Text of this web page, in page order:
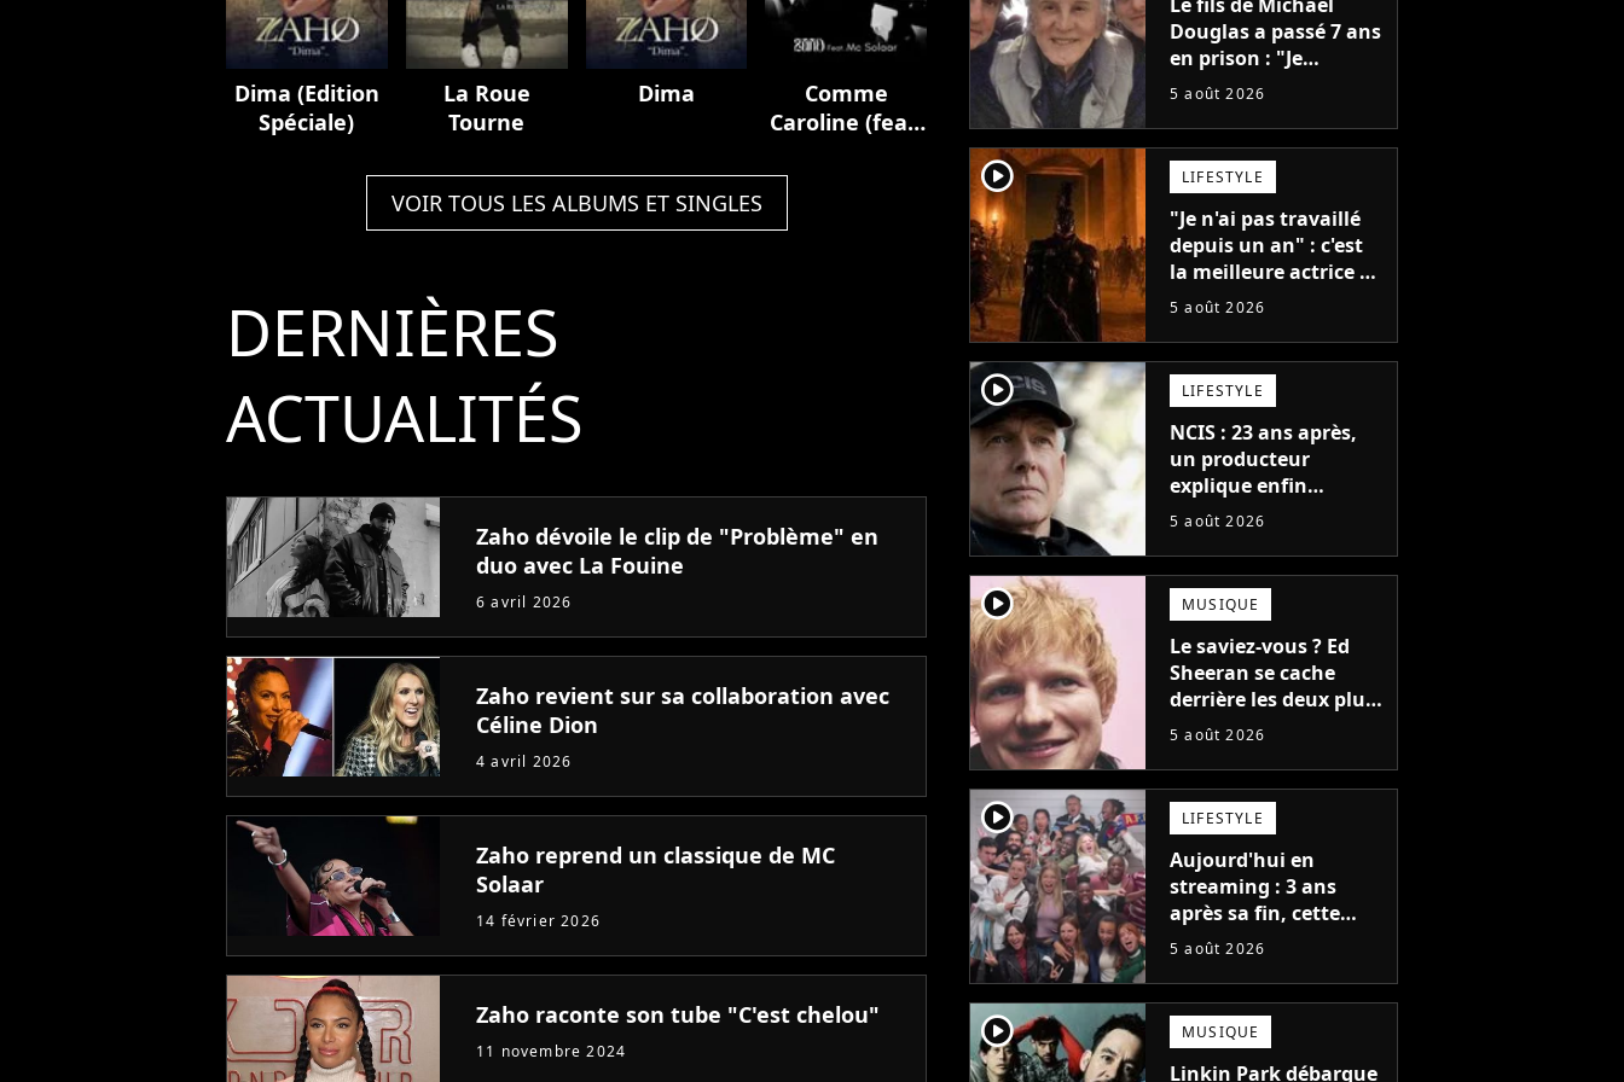
Dima (Edition
Spéciale)
La Roue
Tourne
Dima
Comme
Caroline (feat.
VOIR TOUS LES ALBUMS ET SINGLES
DERNIÈRES
ACTUALITÉS
Zaho dévoile le clip de "Problème" en
duo avec La Fouine
6 avril 2026
Zaho revient sur sa collaboration avec
Céline Dion
4 avril 2026
Zaho reprend un classique de MC
Solaar
14 février 2026
Zaho raconte son tube "C'est chelou"
11 novembre 2024
Douglas a passé 7 ans
en prison : "Je
distribuais des joints
5 août 2026
player2 LIFESTYLE
"Je n'ai pas travaillé
depuis un an" : c'est
la meilleure actrice de
L'Odyssée, mais
donner de rôle au
cinéma
5 août 2026
player2 LIFESTYLE
NCIS : 23 ans après,
un producteur
explique enfin
l'origine de l'idée la
(et on ne parle pas du
bateau)
5 août 2026
player2 MUSIQUE
Le saviez-vous ? Ed
Sheeran se cache
derrière les deux plus
gros tubes du
5 août 2026
player2 LIFESTYLE
Aujourd'hui en
streaming : 3 ans
après sa fin, cette
série aux 13 Emmy
une suite...
totalement différente
5 août 2026
player2 MUSIQUE
Linkin Park débarque